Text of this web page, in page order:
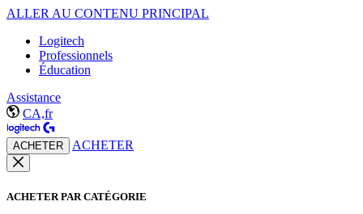
ALLER AU CONTENU PRINCIPAL
Logitech
Professionnels
Éducation
Assistance
CA,fr
ACHETER ACHETER
ACHETER PAR CATÉGORIE